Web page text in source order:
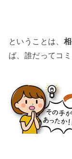
ということは、
ば、誰だってコ